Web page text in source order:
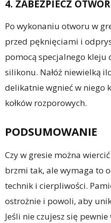
4. ZABEZPIECZ OTWÓR
Po wykonaniu otworu w
przed pęknięciami i
pomocą specjalnego kleju
silikonu. Nałóż niewielką
delikatnie wgnieć w niego
kołków rozporowych.
PODSUMOWANIE
Czy w gresie można
brzmi tak, ale wymaga to
technik i cierpliwości.
ostrożnie i powoli, aby
Jeśli nie czujesz się